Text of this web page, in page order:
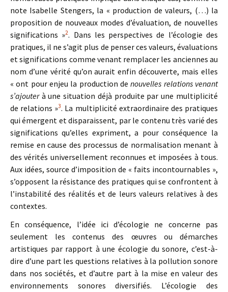
note Isabelle Stengers, la « production de valeurs, (…) la
proposition de nouveaux modes d’évaluation, de nouvelles
significations »2. Dans les perspectives de l’écologie des
pratiques, il ne s’agit plus de penser ces valeurs, évaluations
et significations comme venant remplacer les anciennes au
nom d’une vérité qu’on aurait enfin découverte, mais elles
« ont pour enjeu la production denouvelles relations venant
s’ajouterà une situation déjà produite par une multiplicité
de relations »3. La multiplicité extraordinaire des pratiques
qui émergent et disparaissent, par le contenu très varié des
significations qu’elles expriment, a pour conséquence la
remise en cause des processus de normalisation menant à
des vérités universellement reconnues et imposées à tous.
Aux idées, source d’imposition de « faits incontournables »,
s’opposent la résistance des pratiques qui se confrontent à
l’instabilité des réalités et de leurs valeurs relatives à des
contextes.
En conséquence, l’idée ici d’écologie ne concerne pas
seulement les contenus des œuvres ou démarches
artistiques par rapport à une écologie du sonore, c’est-à-
dire d’une part les questions relatives à la pollution sonore
dans nos sociétés, et d’autre part à la mise en valeur des
environnements sonores diversifiés. L’écologie des